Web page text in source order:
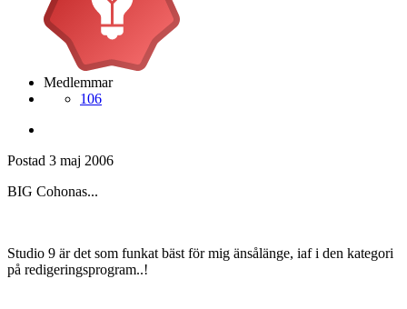
Medlemmar
106
Postad 3 maj 2006
BIG Cohonas...
Studio 9 är det som funkat bäst för mig änsålänge, iaf i den kategori
på redigeringsprogram..!